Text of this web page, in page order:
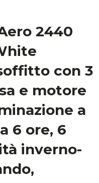
2440
con 3
e motore
a
6 ore, 6
inverno-